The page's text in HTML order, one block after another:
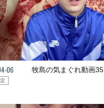
06 牧島の気まぐれ動画35